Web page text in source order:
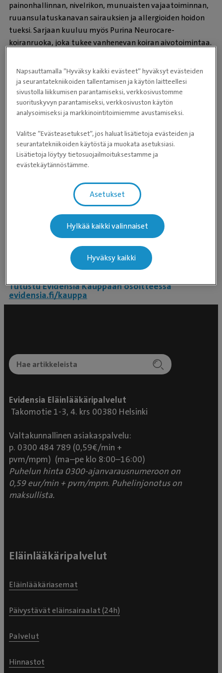
painonhallinnan, nivelrikon, munuaisten vajaatoiminnan,
ruuansulatuskanavan sairauksien ja allergioiden hoidon
tueksi. Sarjaan kuuluu myös Purina Neurocare-
koiranruoka, joka tukee vanhenevan koiran aivotoimintaa.
Evidensia Kauppa myy myös Purinan Expert Care
Nutrition-tuotesarjaa. Expert Care Nutrition -tuotesarja
on erittäin laadukas päivittäisruoka koirille ja kissoille.
Expert Care Nutrition -ruokasarjassa on ensiluokkaisten
raaka-aineiden lisäksi myös kuivattua lehmän
ternimaitoa, jolla on tutkimusten mukaan todettu
olevan useita suotuisia vaikutuksia:
Tehostaa rokotusvastetta
Tukee suoliston puolustusjärjestelmän toimintaa
Tukee suoliston bakteerikannan monimuotoisuutta
Vähentää riskiä suoliston bakteerikannan haitallisille
muutoksille, jotka voivat ilmetä esimerkiksi
ripulointina tai muina vatsavaivoina
Lue lisää ternimaidosta ja suoliston hyvinvoinnista
Evidensia Kaupan valikoimaa kehitetään jatkuvasti ja
Tutustu Evidensia Kauppaan osoitteessa
evidensia.fi/kauppa
Evidensia Eläinlääkäripalvelut
Takomotie 1-3, 4. krs 00380 Helsinki
Valtakunnallinen asiakaspalvelu:
p. 0300 484 789 (0,59€/min +
pvm/mpm) (ma–pe klo 8:00–16:00)
Puhelun hinta 0300-ajanvarausnumeroon on
0,59 eur/min + pvm/mpm. Puhelinjonotus on
maksullista.
Eläinlääkäripalvelut
Eläinlääkäriasemat
Päivystävät eläinsairaalat (24h)
Palvelut
Hinnastot
Napsauttamalla ”Hyväksy kaikki evästeet” hyväksyt evästeiden
ja seurantatekniikoiden tallentamisen ja käytön laitteellesi
sivustolla liikkumisen parantamiseksi, verkkosivustomme
suorituskyvyn parantamiseksi, verkkosivuston käytön
analysoimiseksi ja markkinointitoimiemme avustamiseksi.
Valitse ”Evästeasetukset”, jos haluat lisätietoja evästeiden ja
seurantatekniikoiden käytöstä ja muokata asetuksiasi.
Lisätietoja löytyy tietosuojailmoituksestamme ja
evästekäytännöstämme.
Asetukset
Hylkää kaikki valinnaiset
Hyväksy kaikki